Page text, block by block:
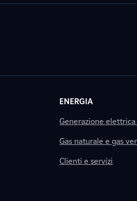
ENERGIA
Generazione
Gas naturale e gas
Clienti e servizi